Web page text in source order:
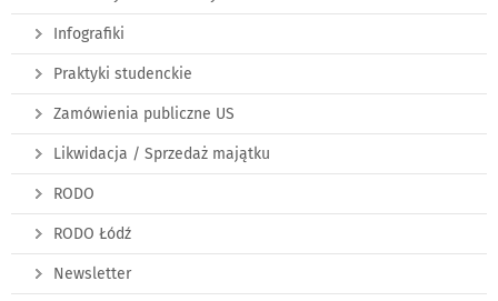
Infografiki
Praktyki studenckie
Zamówienia publiczne US
Likwidacja / Sprzedaż majątku
RODO
RODO Łódź
Newsletter